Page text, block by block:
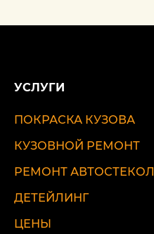
УСЛУГИ
ПОКРАСКА КУЗОВА
КУЗОВНОЙ РЕМОНТ
РЕМОНТ АВТОСТЕКОЛ
ДЕТЕЙЛИНГ
ЦЕНЫ